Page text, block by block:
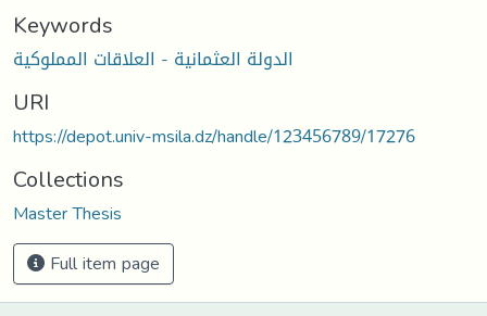
Keywords
الدولة العثمانية - العلاقات المملوكية
URI
https://depot.univ-msila.dz/handle/123456789/17276
Collections
Master Thesis
Full item page